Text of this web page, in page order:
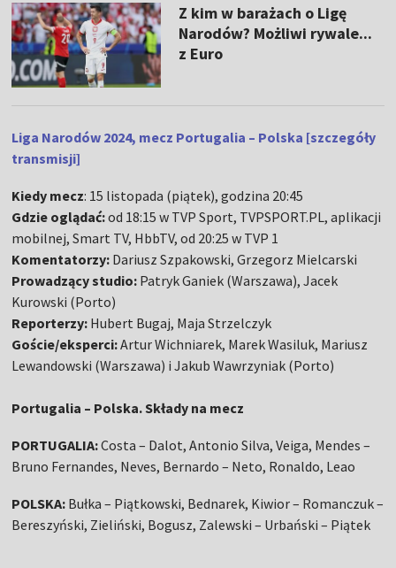
Z kim w barażach o Ligę
Narodów? Możliwi rywale...
z Euro
Liga Narodów 2024, mecz Portugalia – Polska [szczegóły
transmisji]
Kiedy mecz: 15 listopada (piątek), godzina 20:45
Gdzie oglądać:od 18:15 w TVP Sport, TVPSPORT.PL, aplikacji
mobilnej, Smart TV, HbbTV, od 20:25 w TVP 1
Komentatorzy: Dariusz Szpakowski, Grzegorz Mielcarski
Prowadzący studio: Patryk Ganiek (Warszawa), Jacek
Kurowski (Porto)
Reporterzy: Hubert Bugaj, Maja Strzelczyk
Goście/eksperci:Artur Wichniarek, Marek Wasiluk, Mariusz
Lewandowski (Warszawa) i Jakub Wawrzyniak (Porto)
Portugalia – Polska. Składy na mecz
PORTUGALIA:Costa – Dalot, Antonio Silva, Veiga, Mendes –
Bruno Fernandes, Neves, Bernardo – Neto, Ronaldo, Leao
POLSKA: Bułka – Piątkowski, Bednarek, Kiwior – Romanczuk –
Bereszyński, Zieliński, Bogusz, Zalewski – Urbański – Piątek